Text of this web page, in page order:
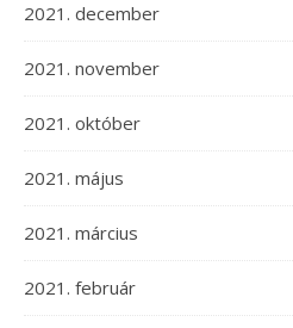
2021. december
2021. november
2021. október
2021. május
2021. március
2021. február